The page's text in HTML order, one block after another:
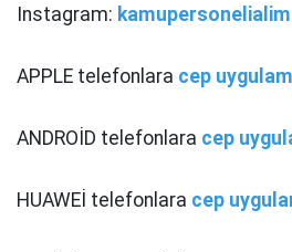
Instagram:
APPLE telefonlara cep
ANDROİD telefonlara cep
HUAWEİ telefonlara cep